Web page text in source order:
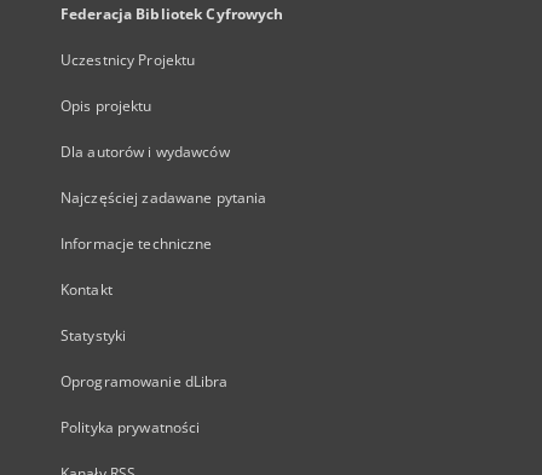
Federacja Bibliotek Cyfrowych
Uczestnicy Projektu
Opis projektu
Dla autorów i wydawców
Najczęściej zadawane pytania
Informacje techniczne
Kontakt
Statystyki
Oprogramowanie dLibra
Polityka prywatności